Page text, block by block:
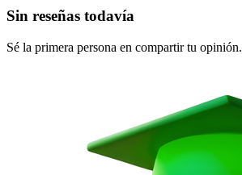
Sin reseñas todavía
Sé la primera persona en compartir tu opinión.